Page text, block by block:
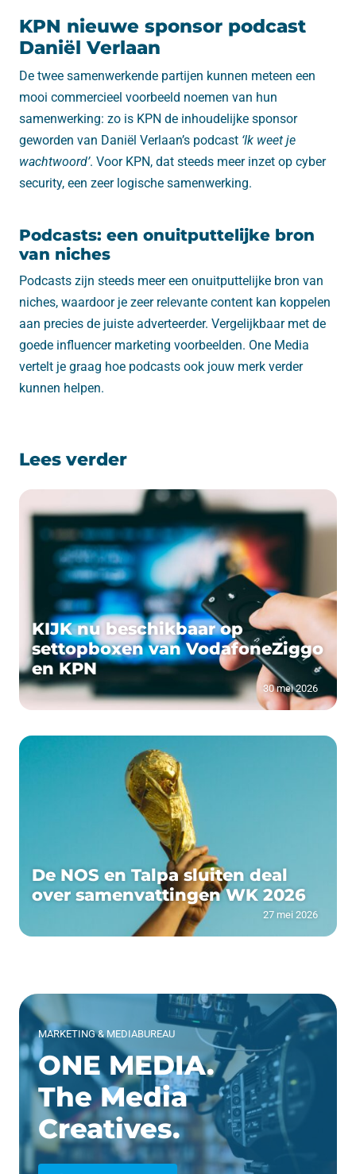
KPN nieuwe sponsor podcast
Daniël Verlaan
De twee samenwerkende partijen kunnen meteen een
mooi commercieel voorbeeld noemen van hun
samenwerking: zo is KPN de inhoudelijke sponsor
geworden van Daniël Verlaan’s podcast ‘Ik weet je
wachtwoord’. Voor KPN, dat steeds meer inzet op cyber
security, een zeer logische samenwerking.
Podcasts: een onuitputtelijke bron
van niches
Podcasts zijn steeds meer een onuitputtelijke bron van
niches, waardoor je zeer relevante content kan koppelen
aan precies de juiste adverteerder. Vergelijkbaar met de
goede influencer marketing voorbeelden. One Media
vertelt je graag hoe podcasts ook jouw merk verder
kunnen helpen.
Lees verder
KIJK nu beschikbaar op
settopboxen van VodafoneZiggo
en KPN
30 mei 2026
De NOS en Talpa sluiten deal
over samenvattingen WK 2026
27 mei 2026
MARKETING & MEDIABUREAU
ONE MEDIA.
The Media
Creatives.